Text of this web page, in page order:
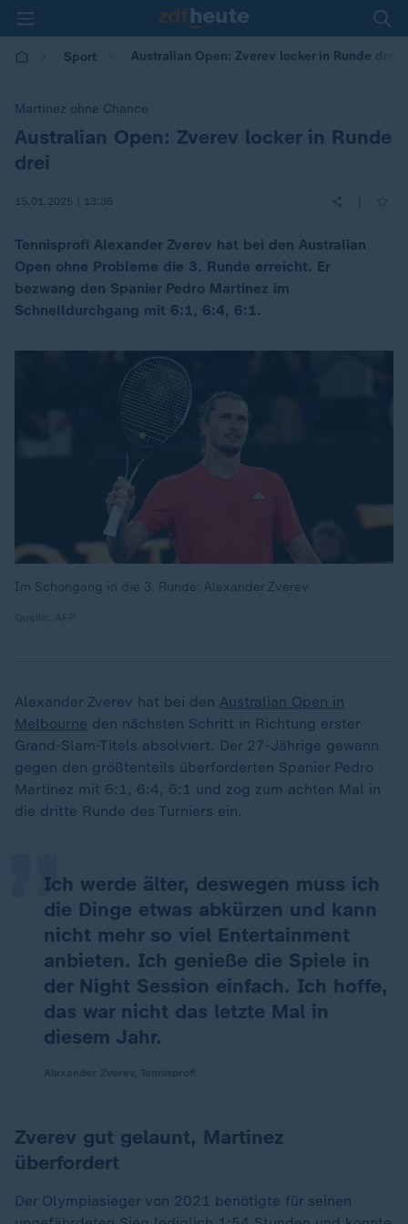
Sport Australian Open: Zverev locker in Runde drei
Martinez ohne Chance
:
Australian Open: Zverev locker in Runde
drei
15.01.2025 | 13:36
Tennisprofi Alexander Zverev hat bei den Australian
Open ohne Probleme die 3. Runde erreicht. Er
bezwang den Spanier Pedro Martinez im
Schnelldurchgang mit 6:1, 6:4, 6:1.
Im Schongang in die 3. Runde: Alexander Zverev
Alexander Zverev hat bei den Australian Open in
Melbourne den nächsten Schritt in Richtung erster
Grand-Slam-Titels absolviert. Der 27-Jährige gewann
gegen den größtenteils überforderten Spanier Pedro
Martinez mit 6:1, 6:4, 6:1 und zog zum achten Mal in
die dritte Runde des Turniers ein.
Ich werde älter, deswegen muss ich
die Dinge etwas abkürzen und kann
nicht mehr so viel Entertainment
anbieten. Ich genieße die Spiele in
der Night Session einfach. Ich hoffe,
das war nicht das letzte Mal in
diesem Jahr.
„
Zverev gut gelaunt, Martinez
überfordert
Der Olympiasieger von 2021 benötigte für seinen